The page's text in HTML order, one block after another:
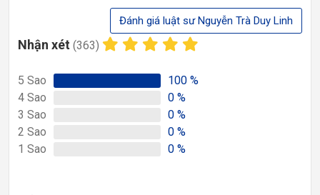
Đánh giá luật sư Nguyễn Trà Duy Linh
Nhận xét (363)
5 Sao 100 %
4 Sao 0 %
3 Sao 0 %
2 Sao 0 %
1 Sao 0 %